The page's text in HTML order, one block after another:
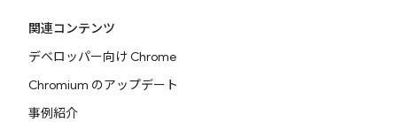
関連コンテンツ
デベロッパー向け Chrome
Chromium のアップデート
事例紹介